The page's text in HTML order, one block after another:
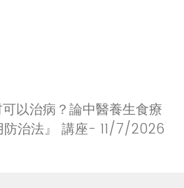
以治病？論中醫養生食療
防治法』 講座- 11/7/2026